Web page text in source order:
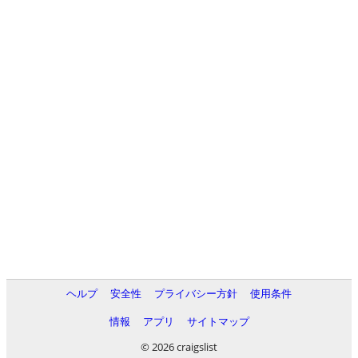
ヘルプ 安全性 プライバシー方針
使用条件
情報
アプリ
サイトマップ
© 2026 craigslist